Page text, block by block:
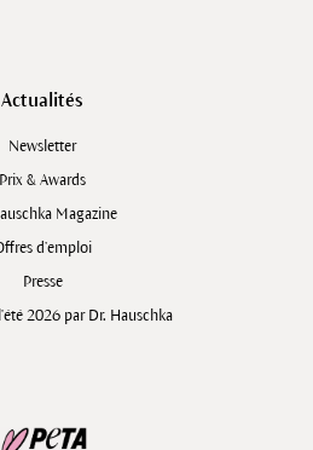
Actualités
Newsletter
Prix & Awards
Magazine
d’emploi
Presse
2026 par Dr. Hauschka